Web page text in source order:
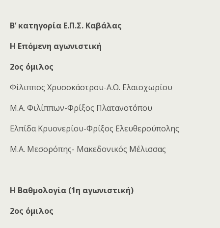
Β’ κατηγορία Ε.Π.Σ. Καβάλας
Η Επόμενη αγωνιστική
2ος όμιλος
Φίλιππος Χρυσοκάστρου-Α.Ο. Ελαιοχωρίου
Μ.Α. Φιλίππων-Φρίξος Πλατανοτόπου
Ελπίδα Κρυονερίου-Φρίξος Ελευθερούπολης
Μ.Α. Μεσορόπης- Μακεδονικός Μέλισσας
Η Βαθμολογία (1η αγωνιστική)
2ος όμιλος